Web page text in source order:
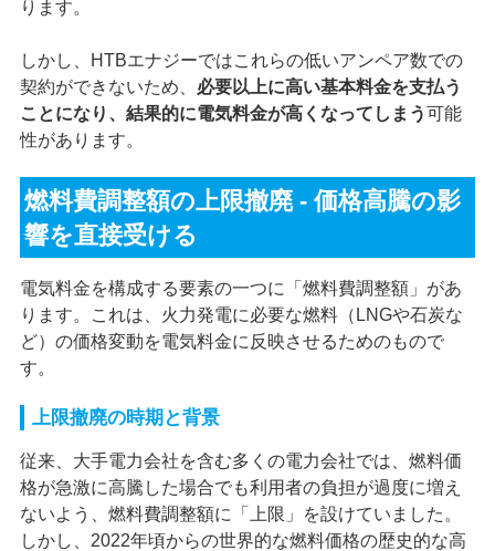
ります。
しかし、HTBエナジーではこれらの低いアンペア数での
契約ができないため、 必要以上に高い基本料金を支払う
ことになり、結果的に電気料金が高くなってしまう可能
性があります。
燃料費調整額の上限撤廃 - 価格高騰の影
響を直接受ける
電気料金を構成する要素の一つに「燃料費調整額」があ
ります。これは、火力発電に必要な燃料（LNGや石炭な
ど）の価格変動を電気料金に反映させるためのもので
す。
上限撤廃の時期と背景
従来、大手電力会社を含む多くの電力会社では、燃料価
格が急激に高騰した場合でも利用者の負担が過度に増え
ないよう、燃料費調整額に「上限」を設けていました。
しかし、2022年頃からの世界的な燃料価格の歴史的な高